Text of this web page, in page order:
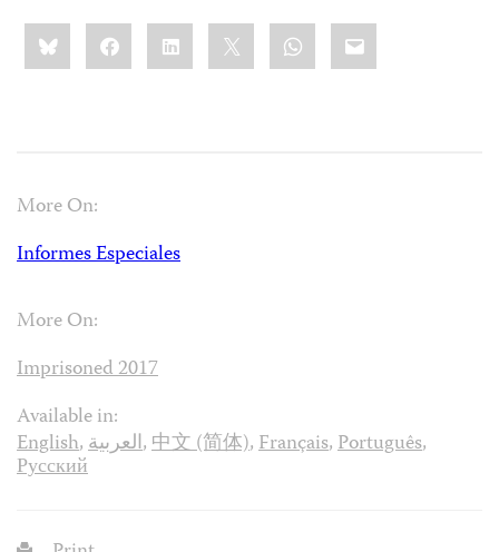
Share
this:BlueskyFacebookLinkedIn WhatsApp
Email
More On:
Informes Especiales
More On:
Imprisoned 2017
Available in:
English,العربية,中文 (简体),Français,Português,
Русский